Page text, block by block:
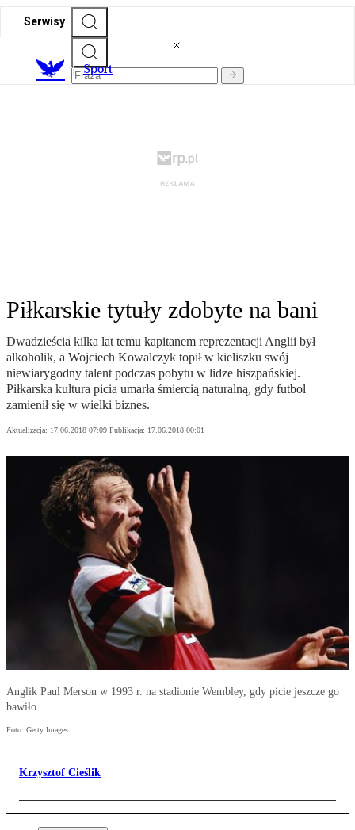
Serwisy
Sport
Piłkarskie tytuły zdobyte na bani
Dwadzieścia kilka lat temu kapitanem reprezentacji Anglii był
alkoholik, a Wojciech Kowalczyk topił w kieliszku swój
niewiarygodny talent podczas pobytu w lidze hiszpańskiej.
Piłkarska kultura picia umarła śmiercią naturalną, gdy futbol
zamienił się w wielki biznes.
Aktualizacja: 17.06.2018 07:09 Publikacja: 17.06.2018 00:01
Anglik Paul Merson w 1993 r. na stadionie Wembley, gdy picie jeszcze go
bawiło
Foto: Getty Images
Krzysztof Cieślik